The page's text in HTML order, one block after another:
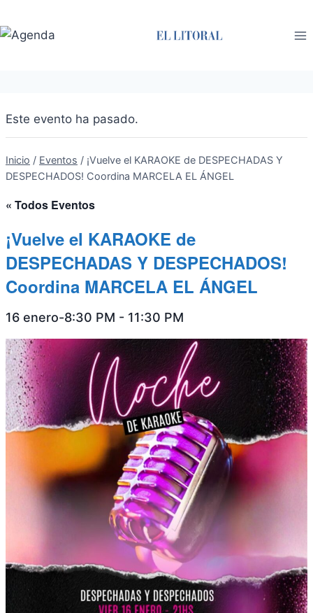
al
contenido
Este evento ha pasado.
Inicio / Eventos / ¡Vuelve el KARAOKE de DESPECHADAS Y
DESPECHADOS! Coordina MARCELA EL ÁNGEL
« Todos Eventos
¡Vuelve el KARAOKE de
DESPECHADAS Y DESPECHADOS!
Coordina MARCELA EL ÁNGEL
16 enero-8:30 PM - 11:30 PM